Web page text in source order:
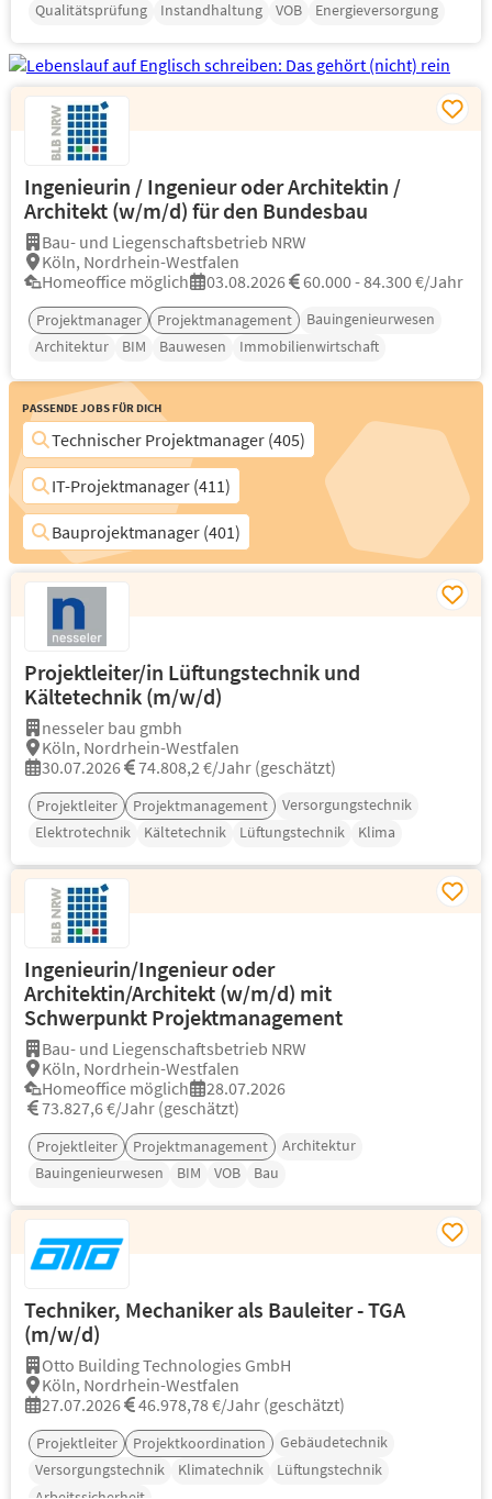
Qualitätsprüfung
Instandhaltung VOB Energieversorgung
Ingenieurin / Ingenieur oder Architektin /
Architekt (w/m/d) für den Bundesbau
Bau- und Liegenschaftsbetrieb NRW
Köln, Nordrhein-Westfalen
Homeoffice möglich
03.08.2026 60.000 - 84.300 €/Jahr
Projektmanager Projektmanagement
Bauingenieurwesen
Architektur
BIM Bauwesen Immobilienwirtschaft
Passende Jobs für Dich
Technischer Projektmanager (405)
IT-Projektmanager (411)
Bauprojektmanager (401)
Projektleiter/in Lüftungstechnik und
Kältetechnik (m/w/d)
nesseler bau gmbh
Köln, Nordrhein-Westfalen
30.07.2026
74.808,2 €/Jahr (geschätzt)
Projektleiter Projektmanagement
Versorgungstechnik
Elektrotechnik
Kältetechnik Lüftungstechnik Klima
Ingenieurin/Ingenieur oder
Architektin/Architekt (w/m/d) mit
Schwerpunkt Projektmanagement
Bau- und Liegenschaftsbetrieb NRW
Köln, Nordrhein-Westfalen
Homeoffice möglich
28.07.2026
73.827,6 €/Jahr (geschätzt)
Projektleiter Projektmanagement
Architektur
Bauingenieurwesen
BIM VOB Bau
Techniker, Mechaniker als Bauleiter - TGA
(m/w/d)
Otto Building Technologies GmbH
Köln, Nordrhein-Westfalen
27.07.2026
46.978,78 €/Jahr (geschätzt)
Projektleiter Projektkoordination
Gebäudetechnik
Versorgungstechnik
Klimatechnik
Lüftungstechnik